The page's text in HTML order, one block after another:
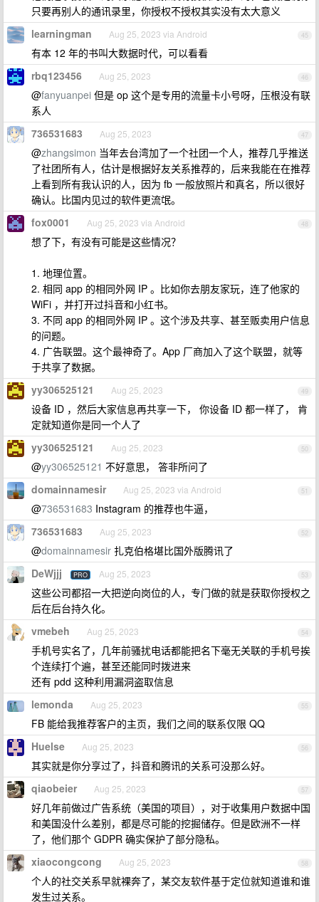
只要再别人的通讯录里，你授权不授权其实没有太大意义
45
learningman Aug 25, 2023 via Android
有本 12 年的书叫大数据时代，可以看看
46
rbq123456 Aug 25, 2023
@fanyuanpei 但是 op 这个是专用的流量卡小号呀，压根没有联
系人
47
736531683 Aug 25, 2023
@zhangsimon 当年去台湾加了一个社团一个人，推荐几乎推送
了社团所有人，估计是根据好友关系推荐的，后来我能在在推荐
上看到所有我认识的人，因为 fb 一般放照片和真名，所以很好
确认。比国内见过的软件更流氓。
48
fox0001 Aug 25, 2023 via Android
想了下，有没有可能是这些情况？
1. 地理位置。
2. 相同 app 的相同外网 IP 。比如你去朋友家玩，连了他家的
WiFi ，并打开过抖音和小红书。
3. 不同 app 的相同外网 IP 。这个涉及共享、甚至贩卖用户信息
的问题。
4. 广告联盟。这个最神奇了。App 厂商加入了这个联盟，就等
于共享了数据。
49
yy306525121 Aug 25, 2023
设备 ID ，然后大家信息再共享一下， 你设备 ID 都一样了， 肯
定就知道你是同一个人了
50
yy306525121 Aug 25, 2023
@yy306525121 不好意思， 答非所问了
51
domainnamesir Aug 25, 2023 via Android
@736531683 Instagram 的推荐也牛逼，
52
736531683 Aug 25, 2023
@domainnamesir 扎克伯格堪比国外版腾讯了
53
DeWjjj PRO Aug 25, 2023
这些公司都招一大把逆向岗位的人，专门做的就是获取你授权之
后在后台持久化。
54
vmebeh Aug 25, 2023
手机号实名了，几年前骚扰电话都能把名下毫无关联的手机号挨
个连续打个遍，甚至还能同时拨进来
还有 pdd 这种利用漏洞盗取信息
55
lemonda Aug 25, 2023
FB 能给我推荐客户的主页，我们之间的联系仅限 QQ
56
Huelse Aug 25, 2023
其实就是你分享过了，抖音和腾讯的关系可没那么好。
57
qiaobeier Aug 25, 2023
好几年前做过广告系统（美国的项目），对于收集用户数据中国
和美国没什么差别，都是尽可能的挖掘储存。但是欧洲不一样
了，他们那个 GDPR 确实保护了部分隐私。
58
xiaocongcong Aug 25, 2023
个人的社交关系早就裸奔了，某交友软件基于定位就知道谁和谁
发生过关系。